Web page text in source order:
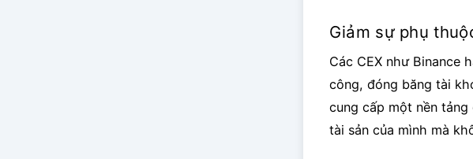
Giảm sự phụ
Các CEX như Binance
công, đóng băng tài
cung cấp một nền
tài sản của mình mà